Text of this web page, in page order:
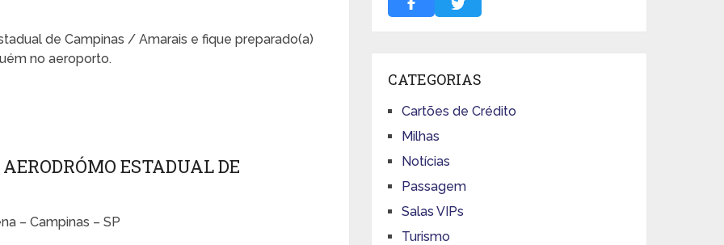
de Campinas / Amarais e fique preparado(a)
no aeroporto.
ESTADUAL DE
– Campinas – SP
CATEGORIAS
Cartões de Crédito
Milhas
Notícias
Passagem
Salas VIPs
Turismo